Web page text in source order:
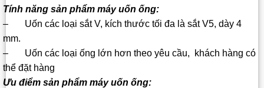
Tính năng sản phẩm máy uốn ống:
– Uốn các loại sắt V, kích thước tối đa là sắt V5, dày 4
mm.
– Uốn các loại ống lớn hơn theo yêu cầu, khách hàng có
thể đặt hàng
Ưu điểm sản phẩm máy uốn ống: